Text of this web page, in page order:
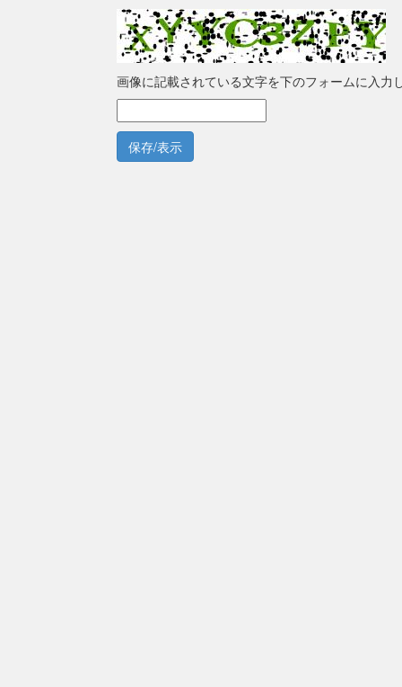
画像に記載されている文字を下のフォームに入力
保存/表示